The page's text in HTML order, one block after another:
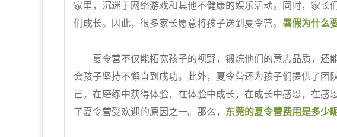
家里，沉迷于网络游戏和其他不健康的娱乐活动。同时，家长
们成长。因此，很多家长愿意将孩子送到夏令营。 暑假为什么
夏令营不仅能拓宽孩子的视野，锻炼他们的意志品质，还
会孩子坚持不懈直到成功。此外，夏令营还为孩子们提供了团
己，在磨练中获得体验，在体验中成长，在成长中感恩，在感
了夏令营受欢迎的原因之一。那么， 东莞的夏令营费用是多少呢